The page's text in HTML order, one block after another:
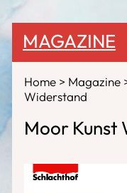
MAGAZINE
Home Magazine
Widerstand
Moor Kunst